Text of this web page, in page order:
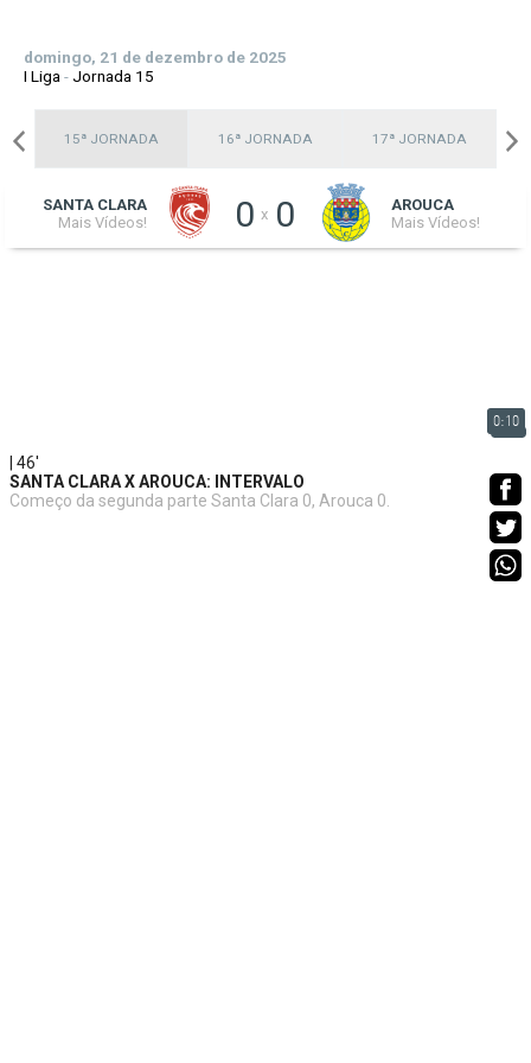
domingo, 21 de dezembro de 2025
I Liga -Jornada 15
15ª JORNADA 16ª JORNADA 17ª JORNADA
SANTA CLARA
Mais Vídeos!
0 x 0
AROUCA
Mais Vídeos!
0:10
| 46'
SANTA CLARA X AROUCA: INTERVALO
Começo da segunda parte Santa Clara 0, Arouca 0.